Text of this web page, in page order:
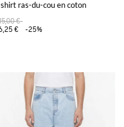
ras-du-cou en coton
€
€
-25%